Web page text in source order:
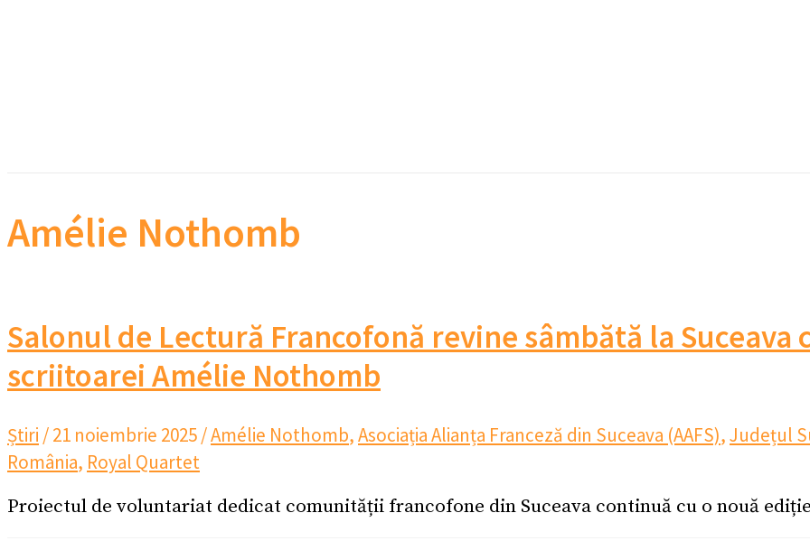
Amélie Nothomb
Salonul de Lectură Francofonă revine sâmbătă la Suceava
scriitoarei Amélie Nothomb
Știri /21 noiembrie 2025/Amélie Nothomb,Asociația Alianța Franceză din Suceava (AAFS),Județul
România, Royal Quartet
Proiectul de voluntariat dedicat comunității francofone din Suceava continuă cu o nouă